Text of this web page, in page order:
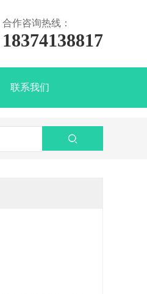
合作咨询热线：
18374138817
联系我们